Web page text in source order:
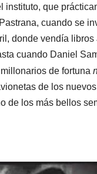
instituto, que
cuando se
donde vendía
cuando Daniel
de fortuna
de los
de los más bellos